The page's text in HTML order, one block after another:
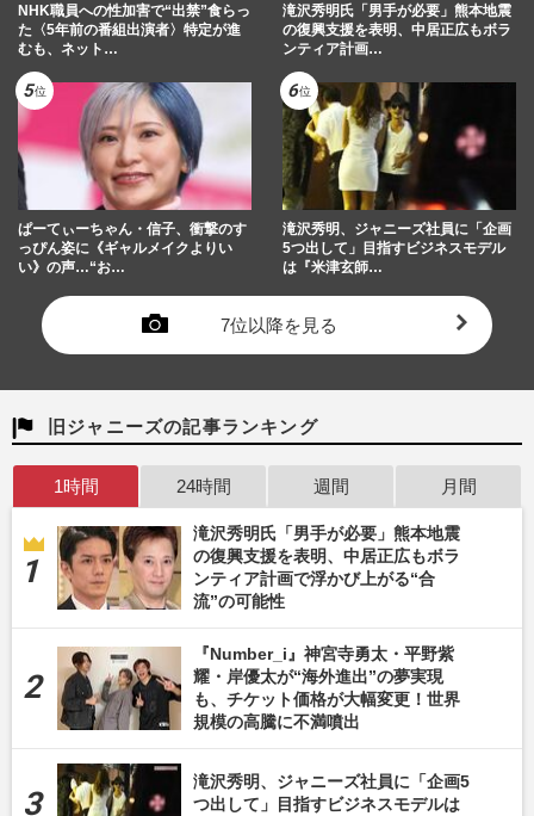
NHK職員への性加害で“出禁”食らっ
た〈5年前の番組出演者〉特定が進
むも、ネット…
滝沢秀明氏「男手が必要」熊本地震
の復興支援を表明、中居正広もボラ
ンティア計画…
ぱーてぃーちゃん・信子、衝撃のす
っぴん姿に《ギャルメイクよりい
い》の声…“お…
滝沢秀明、ジャニーズ社員に「企画
5つ出して」目指すビジネスモデル
は『米津玄師…
7位以降を見る
旧ジャニーズの記事ランキング
1時間 24時間 週間 月間
滝沢秀明氏「男手が必要」熊本地震
の復興支援を表明、中居正広もボラ
ンティア計画で浮かび上がる“合
流”の可能性
『Number_i』神宮寺勇太・平野紫
耀・岸優太が“海外進出”の夢実現
も、チケット価格が大幅変更！世界
規模の高騰に不満噴出
滝沢秀明、ジャニーズ社員に「企画5
つ出して」目指すビジネスモデルは